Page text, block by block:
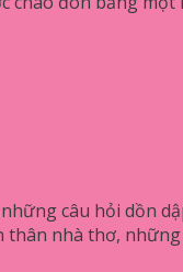
câu hỏi dồn
nhà thơ,